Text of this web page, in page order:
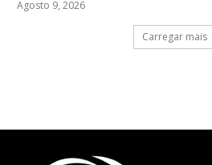
Agosto 9, 2026
Carregar mais